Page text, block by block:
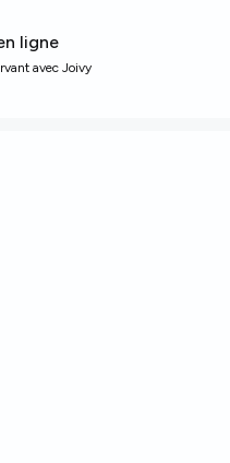
chambre.
ligne
avec Joivy